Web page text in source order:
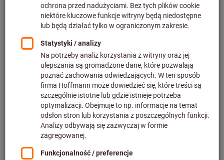
plus podatek VAT w obowiązującej wysokości